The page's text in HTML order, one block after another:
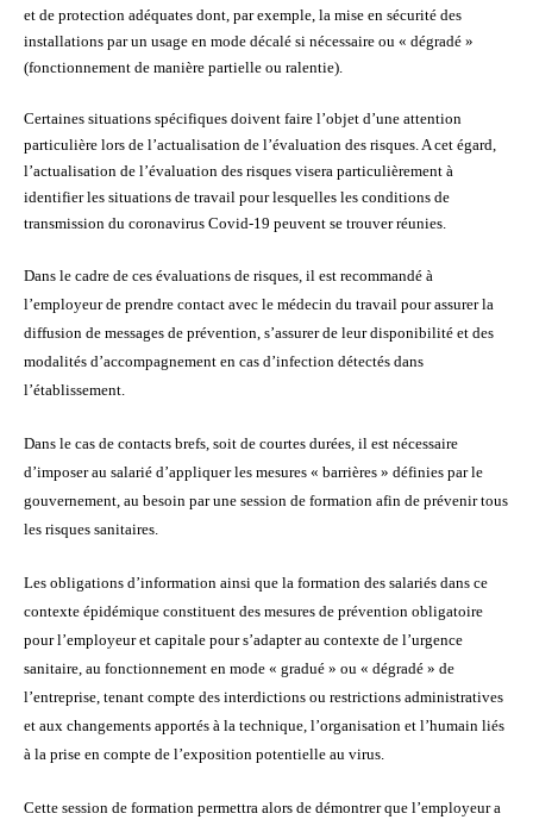
et de protection adéquates dont, par exemple, la mise en sécurité des
installations par un usage en mode décalé si nécessaire ou « dégradé »
(fonctionnement de manière partielle ou ralentie).
Certaines situations spécifiques doivent faire l’objet d’une attention
particulière lors de l’actualisation de l’évaluation des risques. A cet égard,
l’actualisation de l’évaluation des risques visera particulièrement à
identifier les situations de travail pour lesquelles les conditions de
transmission du coronavirus Covid-19 peuvent se trouver réunies.
Dans le cadre de ces évaluations de risques, il est recommandé à
l’employeur de prendre contact avec le médecin du travail pour assurer la
diffusion de messages de prévention, s’assurer de leur disponibilité et des
modalités d’accompagnement en cas d’infection détectés dans
l’établissement.
Dans le cas de contacts brefs, soit de courtes durées, il est nécessaire
d’imposer au salarié d’appliquer les mesures « barrières » définies par le
gouvernement, au besoin par une session de formation afin de prévenir tous
les risques sanitaires.
Les obligations d’information ainsi que la formation des salariés dans ce
contexte épidémique constituent des mesures de prévention obligatoire
pour l’employeur et capitale pour s’adapter au contexte de l’urgence
sanitaire, au fonctionnement en mode « gradué » ou « dégradé » de
l’entreprise, tenant compte des interdictions ou restrictions administratives
et aux changements apportés à la technique, l’organisation et l’humain liés
à la prise en compte de l’exposition potentielle au virus.
Cette session de formation permettra alors de démontrer que l’employeur a